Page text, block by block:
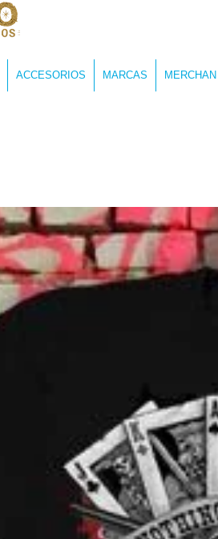
ACCESORIOS MARCAS MERCHAN